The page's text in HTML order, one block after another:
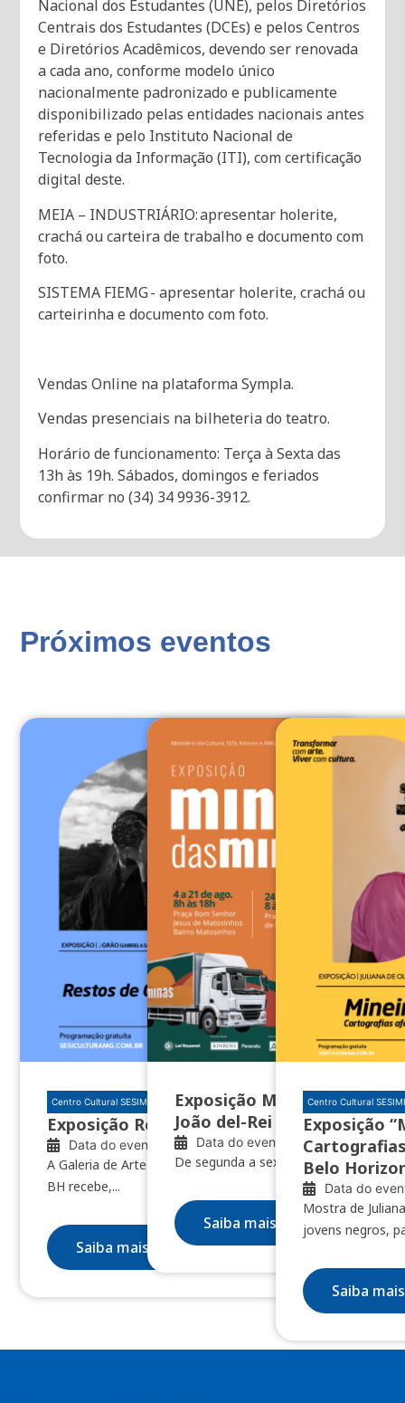
Nacional dos Estudantes (UNE), pelos Diretórios
Centrais dos Estudantes (DCEs) e pelos Centros
e Diretórios Acadêmicos, devendo ser renovada
a cada ano, conforme modelo único
nacionalmente padronizado e publicamente
disponibilizado pelas entidades nacionais antes
referidas e pelo Instituto Nacional de
Tecnologia da Informação (ITI), com certificação
digital deste.
MEIA – INDUSTRIÁRIO: apresentar holerite,
crachá ou carteira de trabalho e documento com
foto.
SISTEMA FIEMG - apresentar holerite, crachá ou
carteirinha e documento com foto.
Vendas Online na plataforma Sympla.
Vendas presenciais na bilheteria do teatro.
Horário de funcionamento: Terça à Sexta das
13h às 19h. Sábados, domingos e feriados
confirmar no (34) 34 9936-3912.
Próximos eventos
Centro Cultural SESIMINAS BH
Exposição Restos de clareúme
Data do evento: 10/07/2026
A Galeria de Artes do Centro Cultural SESIMINAS
BH recebe,...
Saiba mais
Exposição Minas das Minas
João del-Rei e Nazareno
Data do evento: 04/08/2026
De segunda a sexta, das 8h às 18h
Saiba mais
Centro Cultural
Exposição
Belo
Data do
Mostra de
jovens negros,
Saiba mais